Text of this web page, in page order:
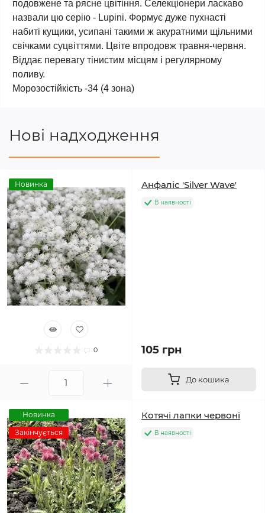
подовжене та рясне цвітіння. Селекціонери ласкаво
назвали цю серію - Lupini. Формує дуже пухнасті
набиті кущики, усипані такими ж акуратними щільними
свічками суцвіттями. Цвіте впродовж травня-червня.
Віддає перевагу тінистим місцям і регулярному
поливу.
Морозостійкість -34 (4 зона)
Нові надходження
Новинка
0
Анфаліс 'Silver Wave'
В наявності
105 грн
До кошика
Новинка
Закінчується
Котячі лапки червоні
В наявності